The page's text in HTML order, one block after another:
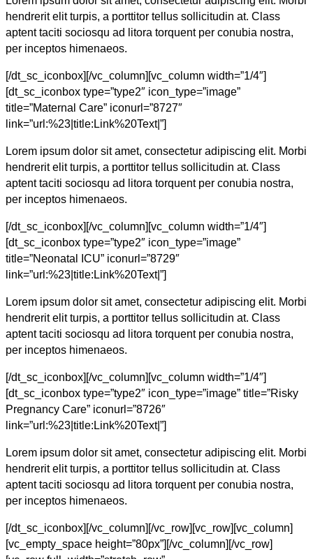
hendrerit elit turpis, a porttitor tellus sollicitudin at. Class
aptent taciti sociosqu ad litora torquent per conubia nostra,
per inceptos himenaeos.
[/dt_sc_iconbox][/vc_column][vc_column width=”1/4″]
[dt_sc_iconbox type=”type2″ icon_type=”image”
title=”Maternal Care” iconurl=”8727″
link=”url:%23|title:Link%20Text|”]
Lorem ipsum dolor sit amet, consectetur adipiscing elit. Morbi
hendrerit elit turpis, a porttitor tellus sollicitudin at. Class
aptent taciti sociosqu ad litora torquent per conubia nostra,
per inceptos himenaeos.
[/dt_sc_iconbox][/vc_column][vc_column width=”1/4″]
[dt_sc_iconbox type=”type2″ icon_type=”image”
title=”Neonatal ICU” iconurl=”8729″
link=”url:%23|title:Link%20Text|”]
Lorem ipsum dolor sit amet, consectetur adipiscing elit. Morbi
hendrerit elit turpis, a porttitor tellus sollicitudin at. Class
aptent taciti sociosqu ad litora torquent per conubia nostra,
per inceptos himenaeos.
[/dt_sc_iconbox][/vc_column][vc_column width=”1/4″]
[dt_sc_iconbox type=”type2″ icon_type=”image” title=”Risky
Pregnancy Care” iconurl=”8726″
link=”url:%23|title:Link%20Text|”]
Lorem ipsum dolor sit amet, consectetur adipiscing elit. Morbi
hendrerit elit turpis, a porttitor tellus sollicitudin at. Class
aptent taciti sociosqu ad litora torquent per conubia nostra,
per inceptos himenaeos.
[/dt_sc_iconbox][/vc_column][/vc_row][vc_row][vc_column]
[vc_empty_space height=”80px”][/vc_column][/vc_row]